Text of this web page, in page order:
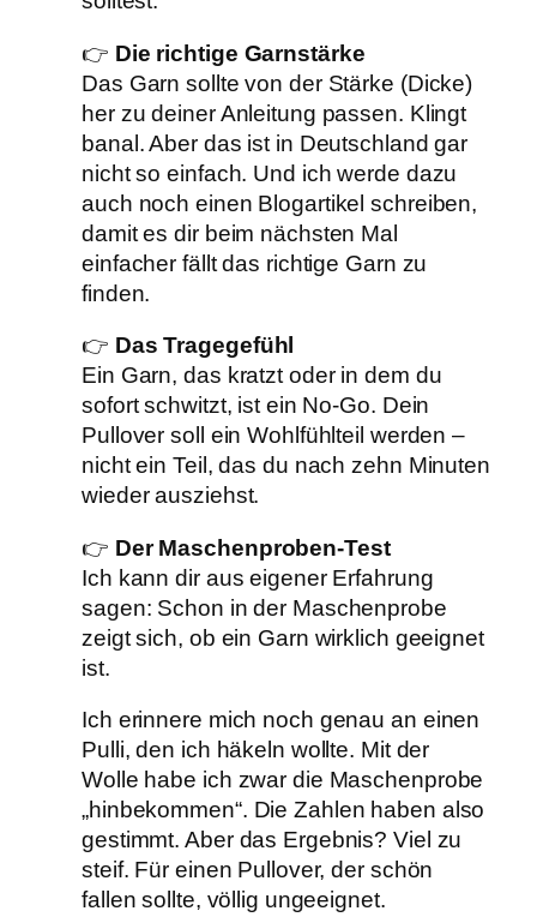
👉 Die richtige Garnstärke
Das Garn sollte von der Stärke (Dicke)
her zu deiner Anleitung passen. Klingt
banal. Aber das ist in Deutschland gar
nicht so einfach. Und ich werde dazu
auch noch einen Blogartikel schreiben,
damit es dir beim nächsten Mal
einfacher fällt das richtige Garn zu
finden.
👉 Das Tragegefühl
Ein Garn, das kratzt oder in dem du
sofort schwitzt, ist ein No-Go. Dein
Pullover soll ein Wohlfühlteil werden –
nicht ein Teil, das du nach zehn Minuten
wieder ausziehst.
👉 Der Maschenproben-Test
Ich kann dir aus eigener Erfahrung
sagen: Schon in der Maschenprobe
zeigt sich, ob ein Garn wirklich geeignet
ist.
Ich erinnere mich noch genau an einen
Pulli, den ich häkeln wollte. Mit der
Wolle habe ich zwar die Maschenprobe
„hinbekommen“. Die Zahlen haben also
gestimmt. Aber das Ergebnis? Viel zu
steif. Für einen Pullover, der schön
fallen sollte, völlig ungeeignet.